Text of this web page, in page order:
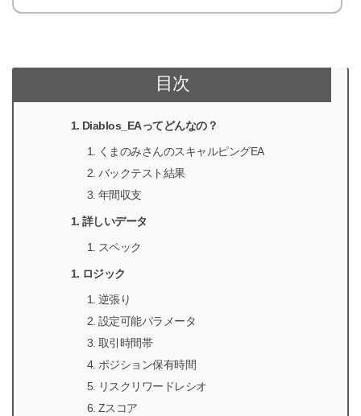
目次
Diablos_EAってどんなの？
くまのみさんのスキャルピングEA
バックテスト結果
年間収支
詳しいデータ
スペック
ロジック
逆張り
設定可能パラメータ
取引時間帯
ポジション保有時間
リスクリワードレシオ
Zスコア